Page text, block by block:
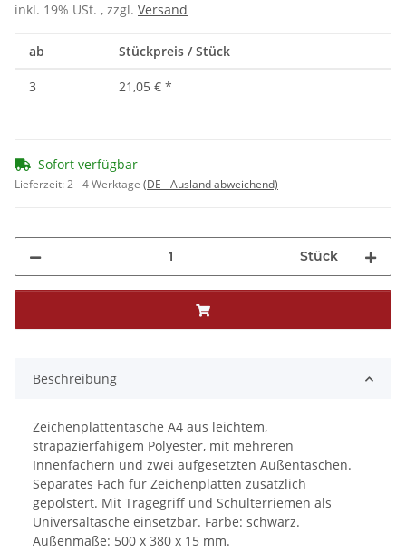
inkl. 19% USt. , zzgl. Versand
ab Stückpreis / Stück
3 21,05 € *
Sofort verfügbar
Lieferzeit:2 - 4 Werktage (DE - Ausland abweichend)
Stück
Beschreibung
Zeichenplattentasche A4 aus leichtem,
strapazierfähigem Polyester, mit mehreren
Innenfächern und zwei aufgesetzten Außentaschen.
Separates Fach für Zeichenplatten zusätzlich
gepolstert. Mit Tragegriff und Schulterriemen als
Universaltasche einsetzbar. Farbe: schwarz.
Außenmaße: 500 x 380 x 15 mm.